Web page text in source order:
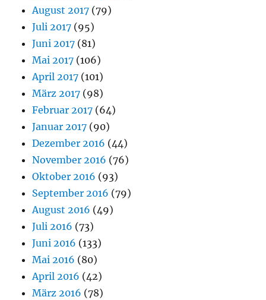
August 2017 (79)
Juli 2017 (95)
Juni 2017 (81)
Mai 2017 (106)
April 2017 (101)
März 2017 (98)
Februar 2017 (64)
Januar 2017 (90)
Dezember 2016 (44)
November 2016 (76)
Oktober 2016 (93)
September 2016 (79)
August 2016 (49)
Juli 2016 (73)
Juni 2016 (133)
Mai 2016 (80)
April 2016 (42)
März 2016 (78)